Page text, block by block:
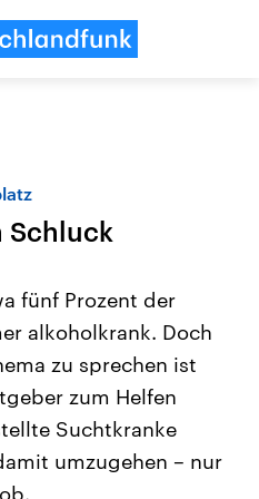
aus
Aktuelle Beiträge,
Hintergründe
Wirtschaftlich und
gehören die Vereinigten
den mächtigsten Ländern
Schluck
fünf Prozent der
alkoholkrank. Doch
zu sprechen ist
zum Helfen
Suchtkranke
umzugehen – nur